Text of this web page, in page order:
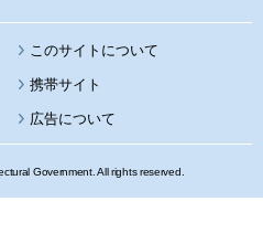
このサイトについて
携帯サイト
広告について
Government. All rights reserved.